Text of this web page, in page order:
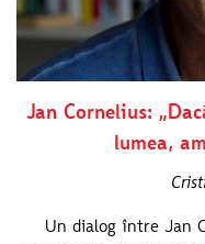
Jan Cornelius:
lumea,
Un dialog între Jan